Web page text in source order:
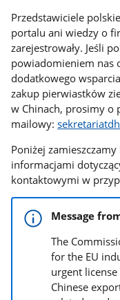
Przedstawiciele
portalu ani wiedzy o
zarejestrowały. Jeśli
powiadomieniem nas
dodatkowego
zakup pierwiastków
w Chinach, prosimy o
mailowy:
Poniżej
informacjami
kontaktowymi w
Message
The
for the EU
urgent
Chinese